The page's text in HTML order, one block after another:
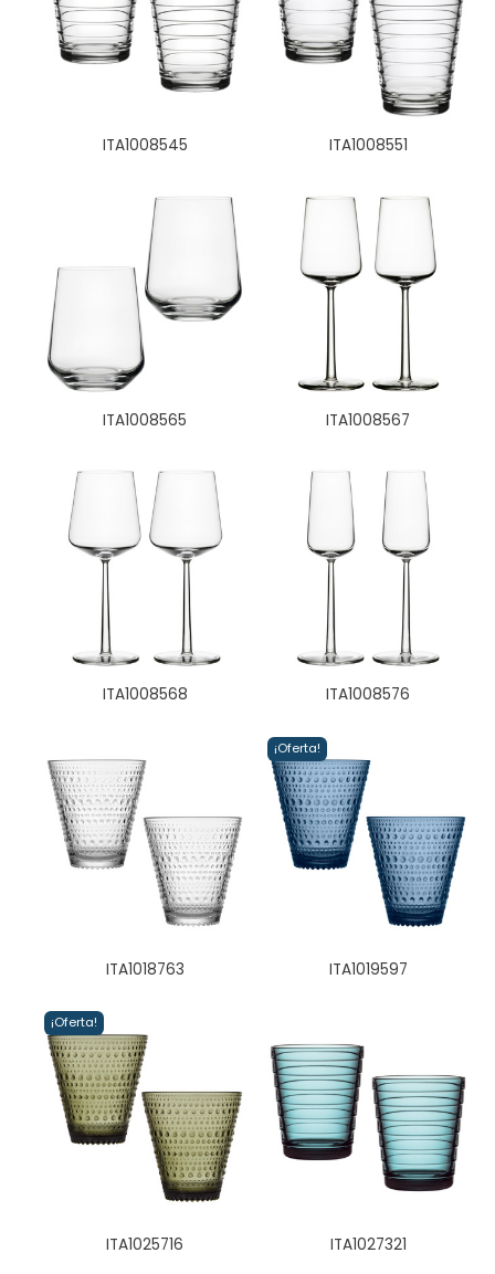
ITA1008545 ITA1008551
ITA1008565 ITA1008567
ITA1008568 ITA1008576
ITA1018763
¡Oferta!
ITA1019597
¡Oferta!
ITA1025716 ITA1027321